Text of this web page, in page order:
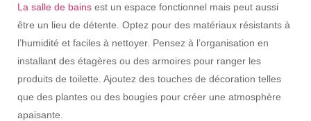
La salle de bains est un espace fonctionnel mais peut aussi
être un lieu de détente. Optez pour des matériaux résistants à
l’humidité et faciles à nettoyer. Pensez à l’organisation en
installant des étagères ou des armoires pour ranger les
produits de toilette. Ajoutez des touches de décoration telles
que des plantes ou des bougies pour créer une atmosphère
apaisante.